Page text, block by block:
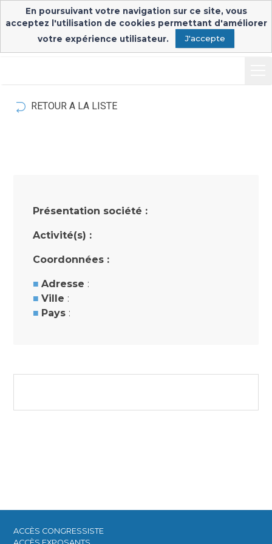
Inscription & connexion Connexion exposants
RETOUR A LA LISTE
Présentation société :
Activité(s) :
Coordonnées :
Adresse :
Ville :
Pays :
ACCÈS CONGRESSISTE​
En poursuivant votre navigation sur ce site, vous
acceptez l'utilisation de cookies permettant d'améliorer
votre expérience utilisateur.
J'accepte